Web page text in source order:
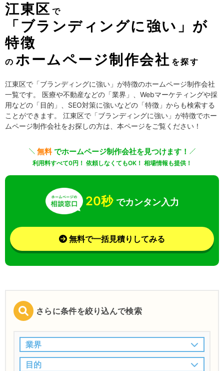
江東区 で
「ブランディングに強い」が
特徴
の ホームページ制作会社 を探す
江東区で「ブランディングに強い」が特徴のホームページ制作会社
一覧です。 医療や不動産などの「業界」、Webマーケティングや採
用などの「目的」、SEO対策に強いなどの「特徴」からも検索する
ことができます。 江東区で「ブランディングに強い」が特徴でホー
ムページ制作会社をお探しの方は、本ページをご覧ください！
無料でホームページ制作会社を見つけます！
利用料すべて0円！ 依頼しなくてもOK！ 相場情報も提供！
20秒 でカンタン入力
無料で一括見積りしてみる
さらに条件を絞り込んで検索
業界
目的